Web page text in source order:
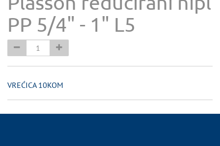
PP 5/4" - 1" L5
VREĆICA 10KOM